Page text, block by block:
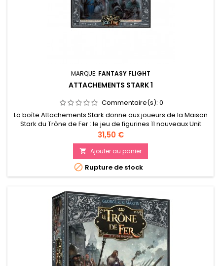
MARQUE: FANTASY FLIGHT
ATTACHEMENTS STARK 1
Commentaire(s): 0
La boîte Attachements Stark donne aux joueurs de la Maison
Stark du Trône de Fer : le jeu de figurines 11 nouveaux Unit
Attachments qu'ils peuvent utiliser pour personnaliser leurs
forces. Ils peuvent renforcer leurs troupes avec des
éléments tels que le Capitaine d'épée assermentée, le
Champion Umber, le Gardien Crannogman, et bien d'autres
encore....
Prix
31,50 €
 Ajouter au panier
 Rupture de stock